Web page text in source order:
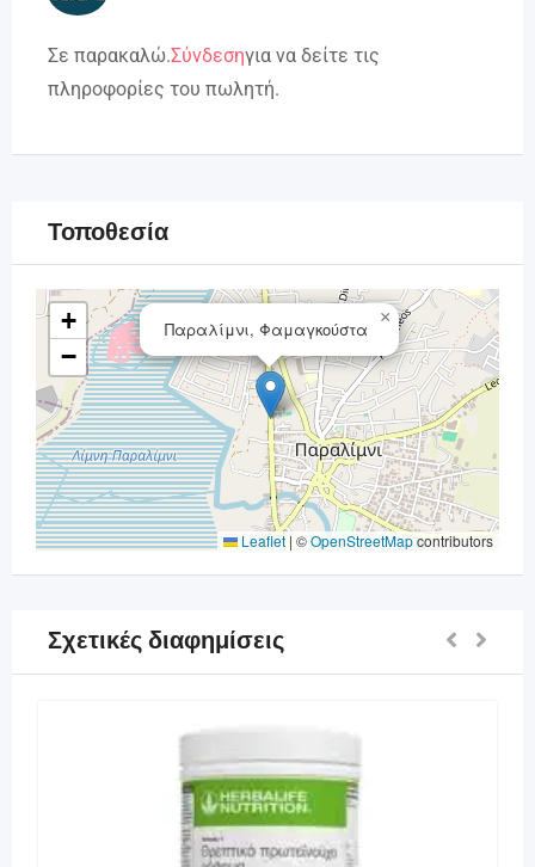
Σε παρακαλώ.Σύνδεσηγια να δείτε τις
πληροφορίες του πωλητή.
Τοποθεσία
Παραλίμνι, Φαμαγκούστα
×
+
−
Leaflet| ©OpenStreetMapcontributors
Σχετικές διαφημίσεις